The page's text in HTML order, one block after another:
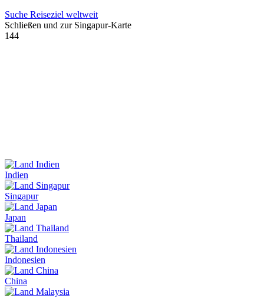
Suche Reiseziel weltweit
Schließen und zur Singapur-Karte
144
Indien
Singapur
Japan
Thailand
Indonesien
China